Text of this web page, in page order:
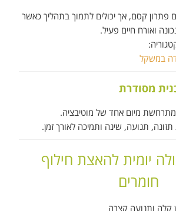
פתרון קסם, אך יכולים לתמוך בתהליך כאשר
ואורח חיים פעיל.
במשקל
מיום אחד של מוטיבציה.
תנועה, שינה ותמיכה לאורך זמן.
יומית להאצת חילוף
חומרים
קלה ותנועה קצרה